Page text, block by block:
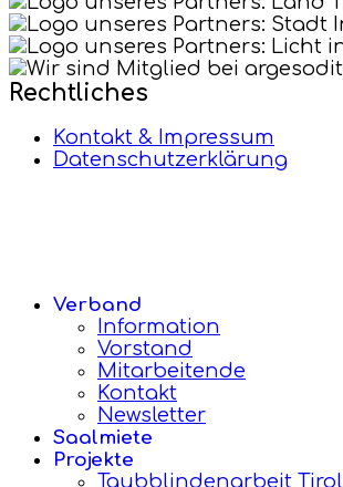
Rechtliches
Kontakt & Impressum
Datenschutzerklärung
Verband
Information
Vorstand
Mitarbeitende
Kontakt
Newsletter
Saalmiete
Projekte
Taubblindenarbeit Tirol